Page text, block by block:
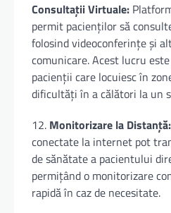
Consultații Virtuale:
permit pacienților să
folosind videoconferințe și
comunicare. Acest lucru
pacienții care locuiesc în
dificultăți în a călători la un
Monitorizare la Distanță:
conectate la internet pot
de sănătate a pacientului
permițând o monitorizare
rapidă în caz de necesitate.